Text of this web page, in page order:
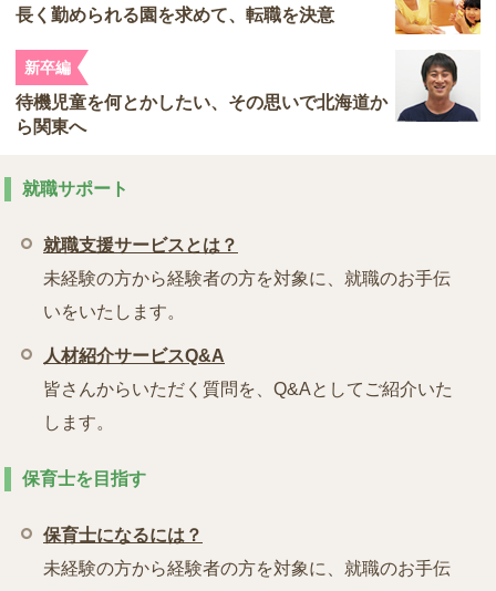
長く勤められる園を求めて、転職を決意
新卒編
待機児童を何とかしたい、その思いで北海道か
ら関東へ
就職サポート
就職支援サービスとは？
未経験の方から経験者の方を対象に、就職のお手伝
いをいたします。
人材紹介サービスQ&A
皆さんからいただく質問を、Q&Aとしてご紹介いた
します。
保育士を目指す
保育士になるには？
未経験の方から経験者の方を対象に、就職のお手伝